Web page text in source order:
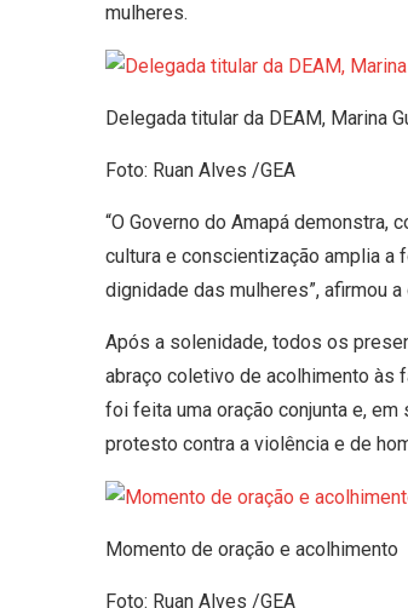
mulheres.
Delegada titular da DEAM, Marina
Foto: Ruan Alves /GEA
“O Governo do Amapá demonstra,
cultura e conscientização amplia a
dignidade das mulheres”, afirmou a
Após a solenidade, todos os
abraço coletivo de acolhimento às
foi feita uma oração conjunta e,
protesto contra a violência e de
Momento de oração e acolhimento
Foto: Ruan Alves /GEA